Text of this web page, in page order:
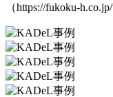
（https://fukoku-